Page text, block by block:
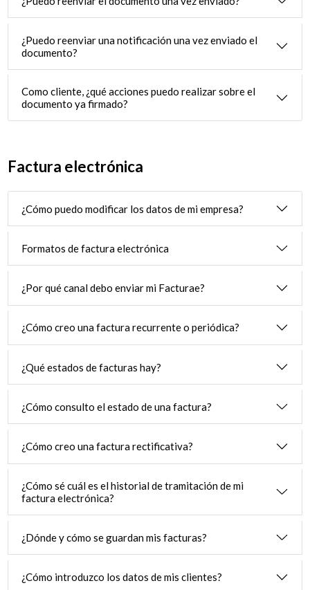
¿Puedo reenviar una notificación una vez enviado el
documento?
Como cliente, ¿qué acciones puedo realizar sobre el
documento ya firmado?
Factura electrónica
¿Cómo puedo modificar los datos de mi empresa?
Formatos de factura electrónica
¿Por qué canal debo enviar mi Facturae?
¿Cómo creo una factura recurrente o periódica?
¿Qué estados de facturas hay?
¿Cómo consulto el estado de una factura?
¿Cómo creo una factura rectificativa?
¿Cómo sé cuál es el historial de tramitación de mi
factura electrónica?
¿Dónde y cómo se guardan mis facturas?
¿Cómo introduzco los datos de mis clientes?